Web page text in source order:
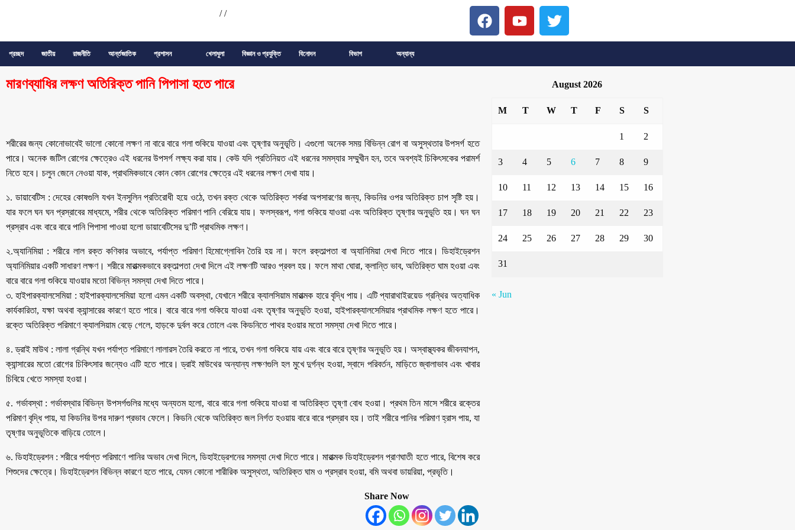
//
প্রচ্ছদ জাতীয় রাজনীতি আর্ন্তজাতিক প্রশাসন খেলাধুলা বিজ্ঞান ও প্রযুক্তি বিনোদন বিভাগ অন্যান্য
মারণব্যাধির লক্ষণ অতিরিক্ত পানি পিপাসা হতে পারে
শরীরের জন্য কোনোভাবেই ভালো কোনো লক্ষণ না বারে বারে গলা শুকিয়ে যাওয়া এবং তৃষ্ণার অনুভূতি। এগুলো অনেক সময় বিভিন্ন রোগ বা অসুস্থতার উপসর্গ হতে
পারে। অনেক জটিল রোগের ক্ষেত্রেও এই ধরনের উপসর্গ লক্ষ্য করা যায়। কেউ যদি প্রতিনিয়ত এই ধরনের সমস্যার সম্মুখীন হন, তবে অবশ্যই চিকিৎসকের পরামর্শ
নিতে হবে। চলুন জেনে নেওয়া যাক, প্রাথমিকভাবে কোন কোন রোগের ক্ষেত্রে এই ধরনের লক্ষণ দেখা যায়।
১. ডায়াবেটিস : দেহের কোষগুলি যখন ইনসুলিন প্রতিরোধী হয়ে ওঠে, তখন রক্ত থেকে অতিরিক্ত শর্করা অপসারণের জন্য, কিডনির ওপর অতিরিক্ত চাপ সৃষ্টি হয়।
যার ফলে ঘন ঘন প্রস্রাবের মাধ্যমে, শরীর থেকে অতিরিক্ত পরিমাণ পানি বেরিয়ে যায়। ফলস্বরূপ, গলা শুকিয়ে যাওয়া এবং অতিরিক্ত তৃষ্ণার অনুভূতি হয়। ঘন ঘন
প্রস্রাব এবং বারে বারে পানি পিপাসা পাওয়া হলো ডায়াবেটিসের দু’টি প্রাথমিক লক্ষণ।
২.অ্যানিমিয়া : শরীরে লাল রক্ত কণিকার অভাবে, পর্যাপ্ত পরিমাণ হিমোগ্লোবিন তৈরি হয় না। ফলে রক্তাল্পতা বা অ্যানিমিয়া দেখা দিতে পারে। ডিহাইড্রেশন
অ্যানিমিয়ার একটি সাধারণ লক্ষণ। শরীরে মারাত্মকভাবে রক্তাল্পতা দেখা দিলে এই লক্ষণটি আরও প্রবল হয়। ফলে মাথা ঘোরা, ক্লান্তি ভাব, অতিরিক্ত ঘাম হওয়া এবং
বারে বারে গলা শুকিয়ে যাওয়ার মতো বিভিন্ন সমস্যা দেখা দিতে পারে।
৩. হাইপারক্যালসেমিয়া : হাইপারক্যালসেমিয়া হলো এমন একটি অবস্থা, যেখানে শরীরে ক্যালসিয়াম মারাত্মক হারে বৃদ্ধি পায়। এটি প্যারাথাইরয়েড গ্রন্থির অত্যাধিক
কার্যকারিতা, যক্ষা অথবা ক্যান্সারের কারণে হতে পারে। বারে বারে গলা শুকিয়ে যাওয়া এবং তৃষ্ণার অনুভূতি হওয়া, হাইপারক্যালসেমিয়ার প্রাথমিক লক্ষণ হতে পারে।
রক্তে অতিরিক্ত পরিমাণে ক্যালসিয়াম বেড়ে গেলে, হাড়কে দুর্বল করে তোলে এবং কিডনিতে পাথর হওয়ার মতো সমস্যা দেখা দিতে পারে।
৪. ড্রাই মাউথ : লালা গ্রন্থি যখন পর্যাপ্ত পরিমাণে লালারস তৈরি করতে না পারে, তখন গলা শুকিয়ে যায় এবং বারে বারে তৃষ্ণার অনুভূতি হয়। অস্বাস্থ্যকর জীবনযাপন,
ক্যান্সারের মতো রোগের চিকিৎসার জন্যেও এটি হতে পারে। ড্রাই মাউথের অন্যান্য লক্ষণগুলি হল মুখে দুর্গন্ধ হওয়া, স্বাদে পরিবর্তন, মাড়িতে জ্বালাভাব এবং খাবার
চিবিয়ে খেতে সমস্যা হওয়া।
৫. গর্ভাবস্থা : গর্ভাবস্থার বিভিন্ন উপসর্গগুলির মধ্যে অন্যতম হলো, বারে বারে গলা শুকিয়ে যাওয়া বা অতিরিক্ত তৃষ্ণা বোধ হওয়া। প্রথম তিন মাসে শরীরে রক্তের
পরিমাণ বৃদ্ধি পায়, যা কিডনির উপর দারুণ প্রভাব ফেলে। কিডনি থেকে অতিরিক্ত জল নির্গত হওয়ায় বারে বারে প্রস্রাব হয়। তাই শরীরে পানির পরিমাণ হ্রাস পায়, যা
তৃষ্ণার অনুভূতিকে বাড়িয়ে তোলে।
৬. ডিহাইড্রেশন : শরীরে পর্যাপ্ত পরিমাণে পানির অভাব দেখা দিলে, ডিহাইড্রেশনের সমস্যা দেখা দিতে পারে। মারাত্মক ডিহাইড্রেশন প্রাণঘাতী হতে পারে, বিশেষ করে
শিশুদের ক্ষেত্রে। ডিহাইড্রেশন বিভিন্ন কারণে হতে পারে, যেমন কোনো শারীরিক অসুস্থতা, অতিরিক্ত ঘাম ও প্রস্রাব হওয়া, বমি অথবা ডায়রিয়া, প্রভৃতি।
Share Now
August 2026
M T W T F S S
1 2
3 4 5 6 7 8 9
10 11 12 13 14 15 16
17 18 19 20 21 22 23
24 25 26 27 28 29 30
31
« Jun